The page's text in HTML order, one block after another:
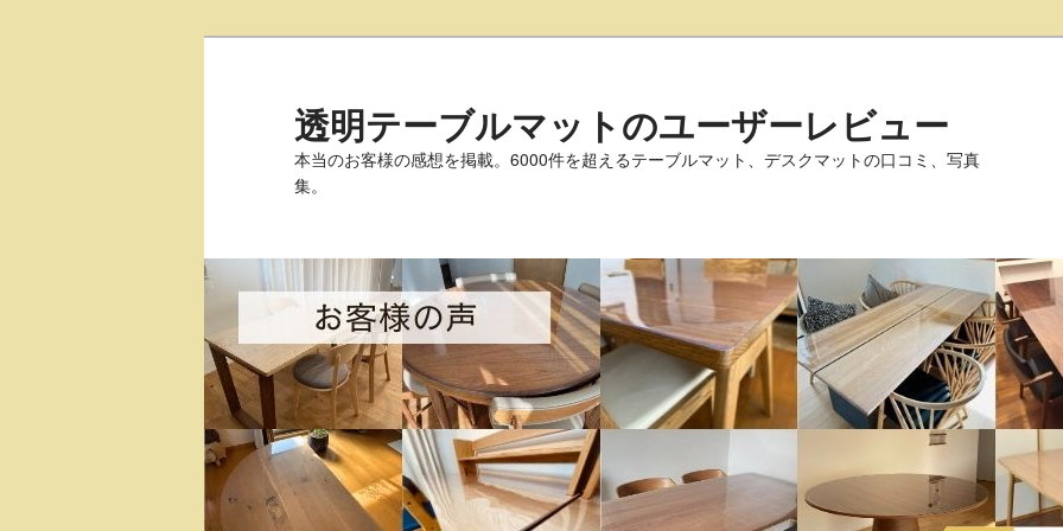
透明テーブルマットのユーザーレビュー
本当のお客様の感想を掲載。6000件を超えるテーブルマット、デスクマットの口コミ、写真
集。